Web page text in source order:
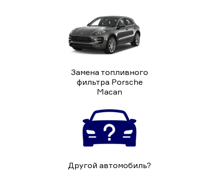
Замена топливного
фильтра Porsche
Macan
Другой автомобиль?